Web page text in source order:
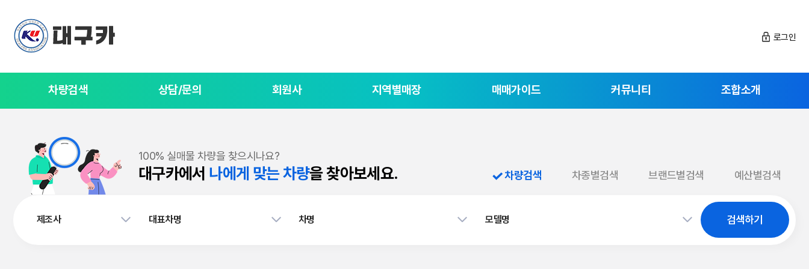
차량검색 상담/문의 회원사 지역별매장 매매가이드 커뮤니티 조합소개
로그인
100% 실매물 차량을 찾으시나요?
대구카에서 나에게 맞는 차량을 찾아보세요. 차량검색 차종별검색 브랜드별검색 예산별검색
제조사 대표차명 차명 모델명 검색하기